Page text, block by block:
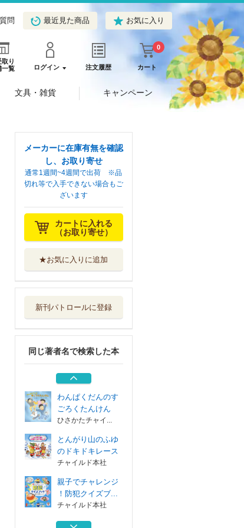
問 最近見た商品 お気に入り
取り
一覧
ログイン 注文履歴 カート
0
文具・雑貨 キャンペーン
メーカーに在庫有無を確認
し、お取り寄せ
通常1週間~4週間で出荷 ※品
切れ等で入手できない場合もご
ざいます
カートに入れる
（お取り寄せ）
★お気に入りに追加
新刊パトロールに登録
同じ著者名で検索した本
親子でチャレンジ
！防犯クイズブ...
わんぱくだんのお
ひさかたチャイ...
ひらめき！はつめ
いものがたり ４
チャイルド本社
わんぱくだんのす
ごろくたんけん
ひさかたチャイ...
とんがり山のふゆ
のドキドキレース
チャイルド本社
親子でチャレンジ
！防犯クイズブ...
チャイルド本社
わんぱくだんのお